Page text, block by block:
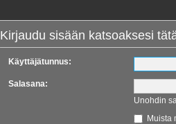
Kirjaudu sisään katsoaksesi
Käyttäjätunnus:
Salasana:
Unohdin
Muista